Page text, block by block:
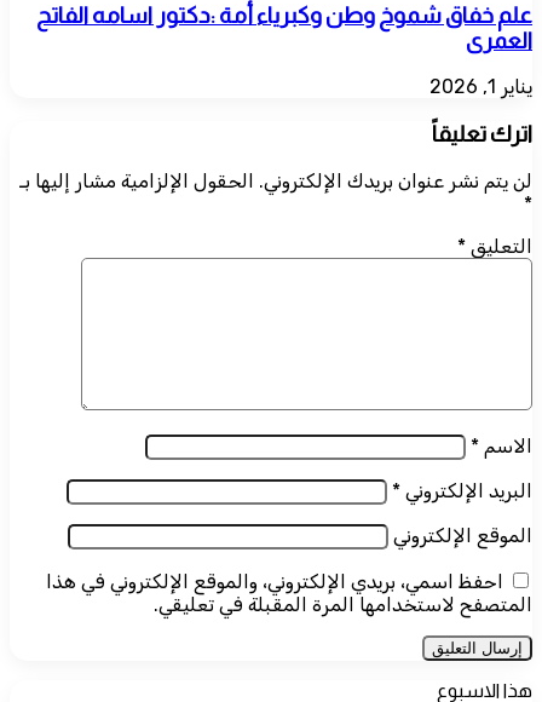
علم خفاق شموخ وطن وكبرياء أمة :دكتور اسامه الفاتح
العمرى
يناير 1, 2026
اترك تعليقاً
لن يتم نشر عنوان بريدك الإلكتروني. الحقول الإلزامية مشار إليها بـ
*
التعليق *
الاسم *
البريد الإلكتروني *
الموقع الإلكتروني
احفظ اسمي، بريدي الإلكتروني، والموقع الإلكتروني في هذا
المتصفح لاستخدامها المرة المقبلة في تعليقي.
هذا الاسبوع